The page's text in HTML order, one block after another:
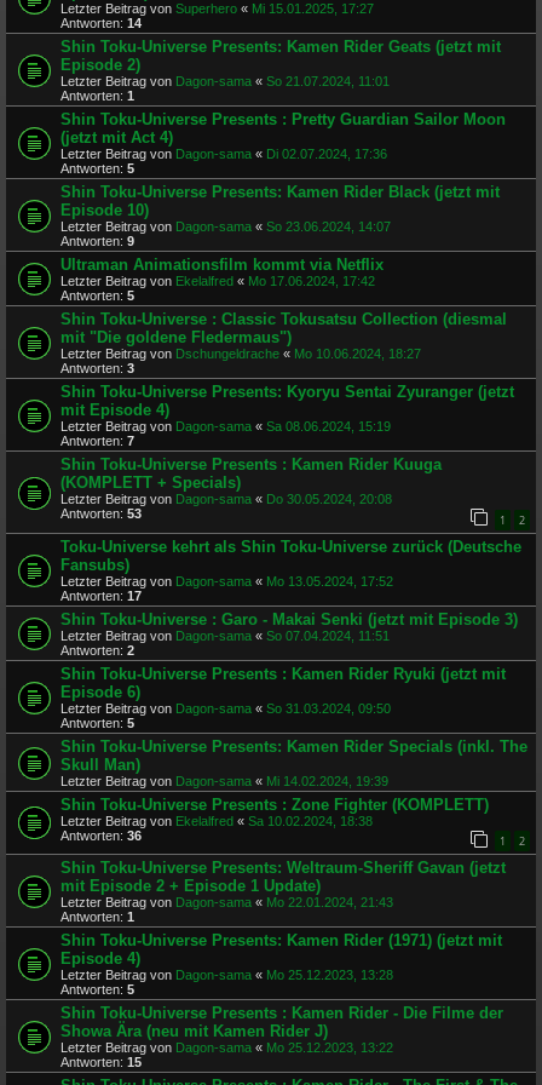
Letzter Beitrag von Superhero « Mi 15.01.2025, 17:27
Antworten: 14
Shin Toku-Universe Presents: Kamen Rider Geats (jetzt mit
Episode 2)
Letzter Beitrag von Dagon-sama « So 21.07.2024, 11:01
Antworten: 1
Shin Toku-Universe Presents : Pretty Guardian Sailor Moon
(jetzt mit Act 4)
Letzter Beitrag von Dagon-sama « Di 02.07.2024, 17:36
Antworten: 5
Shin Toku-Universe Presents: Kamen Rider Black (jetzt mit
Episode 10)
Letzter Beitrag von Dagon-sama « So 23.06.2024, 14:07
Antworten: 9
Ultraman Animationsfilm kommt via Netflix
Letzter Beitrag von Ekelalfred « Mo 17.06.2024, 17:42
Antworten: 5
Shin Toku-Universe : Classic Tokusatsu Collection (diesmal
mit "Die goldene Fledermaus")
Letzter Beitrag von Dschungeldrache « Mo 10.06.2024, 18:27
Antworten: 3
Shin Toku-Universe Presents: Kyoryu Sentai Zyuranger (jetzt
mit Episode 4)
Letzter Beitrag von Dagon-sama « Sa 08.06.2024, 15:19
Antworten: 7
Shin Toku-Universe Presents : Kamen Rider Kuuga
(KOMPLETT + Specials)
Letzter Beitrag von Dagon-sama « Do 30.05.2024, 20:08
Antworten: 53 1 2
Toku-Universe kehrt als Shin Toku-Universe zurück (Deutsche
Fansubs)
Letzter Beitrag von Dagon-sama « Mo 13.05.2024, 17:52
Antworten: 17
Shin Toku-Universe : Garo - Makai Senki (jetzt mit Episode 3)
Letzter Beitrag von Dagon-sama « So 07.04.2024, 11:51
Antworten: 2
Shin Toku-Universe Presents : Kamen Rider Ryuki (jetzt mit
Episode 6)
Letzter Beitrag von Dagon-sama « So 31.03.2024, 09:50
Antworten: 5
Shin Toku-Universe Presents: Kamen Rider Specials (inkl. The
Skull Man)
Letzter Beitrag von Dagon-sama « Mi 14.02.2024, 19:39
Shin Toku-Universe Presents : Zone Fighter (KOMPLETT)
Letzter Beitrag von Ekelalfred « Sa 10.02.2024, 18:38
Antworten: 36 1 2
Shin Toku-Universe Presents: Weltraum-Sheriff Gavan (jetzt
mit Episode 2 + Episode 1 Update)
Letzter Beitrag von Dagon-sama « Mo 22.01.2024, 21:43
Antworten: 1
Shin Toku-Universe Presents: Kamen Rider (1971) (jetzt mit
Episode 4)
Letzter Beitrag von Dagon-sama « Mo 25.12.2023, 13:28
Antworten: 5
Shin Toku-Universe Presents : Kamen Rider - Die Filme der
Showa Ära (neu mit Kamen Rider J)
Letzter Beitrag von Dagon-sama « Mo 25.12.2023, 13:22
Antworten: 15